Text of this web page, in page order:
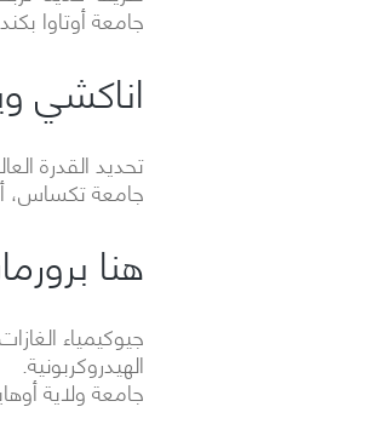
جامعة أوتاوا
اناكشي
تحديد القدرة
جامعة تكساس،
هنا
جيوكيمياء
الهيدروكربونية.
جامعة ولاية